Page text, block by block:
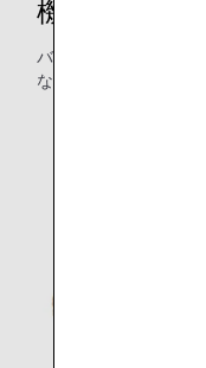
機内販売
バラエティ豊かなラ
ならではのお手頃な価